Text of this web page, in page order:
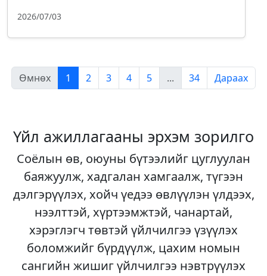
2026/07/03
Өмнөх 1 2 3 4 5 ... 34 Дараах
Үйл ажиллагааны эрхэм зорилго
Соёлын өв, оюуны бүтээлийг цуглуулан
баяжуулж, хадгалан хамгаалж, түгээн
дэлгэрүүлэх, хойч үедээ өвлүүлэн үлдээх,
нээлттэй, хүртээмжтэй, чанартай,
хэрэглэгч төвтэй үйлчилгээ үзүүлэх
боломжийг бүрдүүлж, цахим номын
сангийн жишиг үйлчилгээ нэвтрүүлэх